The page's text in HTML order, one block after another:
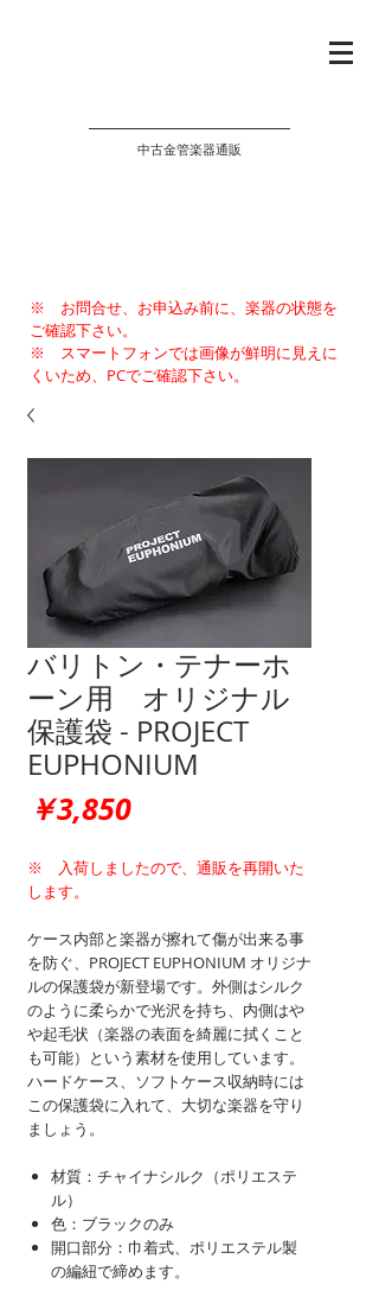
中古金管楽器通販
※ お問合せ、お申込み前に、楽器の状態を
ご確認下さい。
※ スマートフォンでは画像が鮮明に見えに
くいため、PCでご確認下さい。
バリトン・テナーホ
ーン用 オリジナル
保護袋 - PROJECT
EUPHONIUM
￥3,850価
※ 入荷しましたので、通販を再開いた
します。
ケース内部と楽器が擦れて傷が出来る事
を防ぐ、PROJECT EUPHONIUM オリジナ
ルの保護袋が新登場です。外側はシルク
のように柔らかで光沢を持ち、内側はや
や起毛状（楽器の表面を綺麗に拭くこと
も可能）という素材を使用しています。
ハードケース、ソフトケース収納時には
この保護袋に入れて、大切な楽器を守り
ましょう。
材質：チャイナシルク（ポリエステ
ル）
色：ブラックのみ
開口部分：巾着式、ポリエステル製
の編紐で締めます。